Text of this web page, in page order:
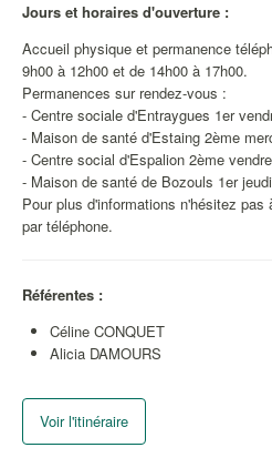
Jours et horaires d'ouverture :
Accueil physique et permanence
9h00 à 12h00 et de 14h00 à 17h00.
Permanences sur rendez-vous :
- Centre sociale d'Entraygues 1er
- Maison de santé d'Estaing 2ème
- Centre social d'Espalion 2ème
- Maison de santé de Bozouls 1er
Pour plus d'informations n'hésitez
par téléphone.
Référentes :
Céline CONQUET
Alicia DAMOURS
Voir l'itinéraire